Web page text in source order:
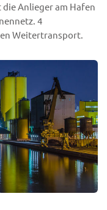
Anlieger am Hafen
4
Weitertransport.